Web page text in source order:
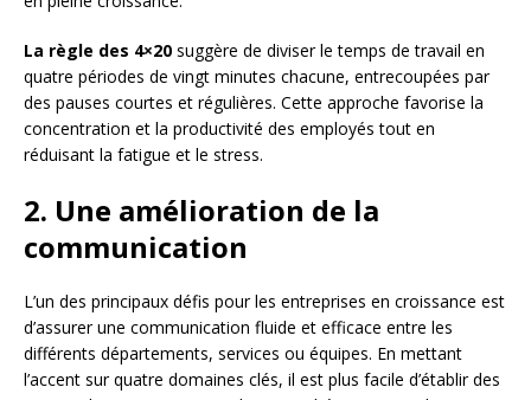
La règle des 4×20 suggère de diviser le temps de travail en
quatre périodes de vingt minutes chacune, entrecoupées par
des pauses courtes et régulières. Cette approche favorise la
concentration et la productivité des employés tout en
réduisant la fatigue et le stress.
2. Une amélioration de la
communication
L’un des principaux défis pour les entreprises en croissance est
d’assurer une communication fluide et efficace entre les
différents départements, services ou équipes. En mettant
l’accent sur quatre domaines clés, il est plus facile d’établir des